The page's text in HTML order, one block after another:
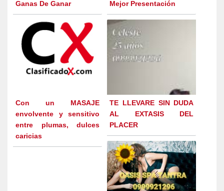
Ganas De Ganar Mejor Presentación
Con un MASAJE
envolvente y sensitivo
entre plumas, dulces
caricias
TE LLEVARE SIN DUDA
AL EXTASIS DEL
PLACER